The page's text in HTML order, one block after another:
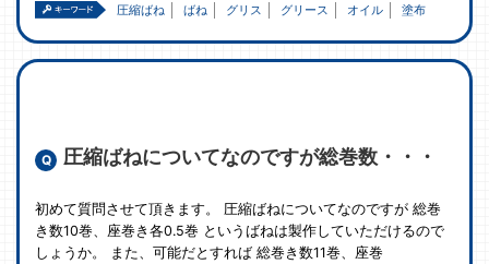
圧縮ばね ばね グリス グリース オイル 塗布
圧縮ばねについてなのですが総巻数・・・
初めて質問させて頂きます。 圧縮ばねについてなのですが 総巻
き数10巻、座巻き各0.5巻 というばねは製作していただけるので
しょうか。 また、可能だとすれば 総巻き数11巻、座巻